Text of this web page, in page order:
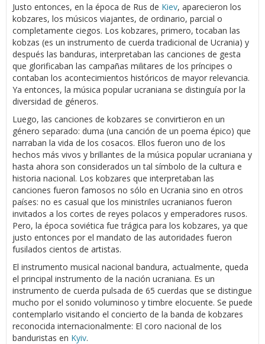
Justo entonces, en la época de Rus de Kiev, aparecieron los
kobzares, los músicos viajantes, de ordinario, parcial o
completamente ciegos. Los kobzares, primero, tocaban las
kobzas (es un instrumento de cuerda tradicional de Ucrania) y
después las banduras, interpretaban las canciones de gesta
que glorificaban las campañas militares de los príncipes o
contaban los acontecimientos históricos de mayor relevancia.
Ya entonces, la música popular ucraniana se distinguía por la
diversidad de géneros.
Luego, las canciones de kobzares se convirtieron en un
género separado: duma (una canción de un poema épico) que
narraban la vida de los cosacos. Ellos fueron uno de los
hechos más vivos y brillantes de la música popular ucraniana y
hasta ahora son considerados un tal símbolo de la cultura e
historia nacional. Los kobzares que interpretaban las
canciones fueron famosos no sólo en Ucrania sino en otros
países: no es casual que los ministriles ucranianos fueron
invitados a los cortes de reyes polacos y emperadores rusos.
Pero, la época soviética fue trágica para los kobzares, ya que
justo entonces por el mandato de las autoridades fueron
fusilados cientos de artistas.
El instrumento musical nacional bandura, actualmente, queda
el principal instrumento de la nación ucraniana. Es un
instrumento de cuerda pulsada de 65 cuerdas que se distingue
mucho por el sonido voluminoso y timbre elocuente. Se puede
contemplarlo visitando el concierto de la banda de kobzares
reconocida internacionalmente: El coro nacional de los
banduristas en Kyiv.